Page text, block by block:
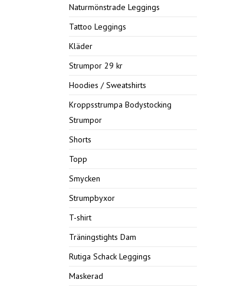
Naturmönstrade Leggings
Tattoo Leggings
Kläder
Strumpor 29 kr
Hoodies / Sweatshirts
Kroppsstrumpa Bodystocking
Strumpor
Shorts
Topp
Smycken
Strumpbyxor
T-shirt
Träningstights Dam
Rutiga Schack Leggings
Maskerad